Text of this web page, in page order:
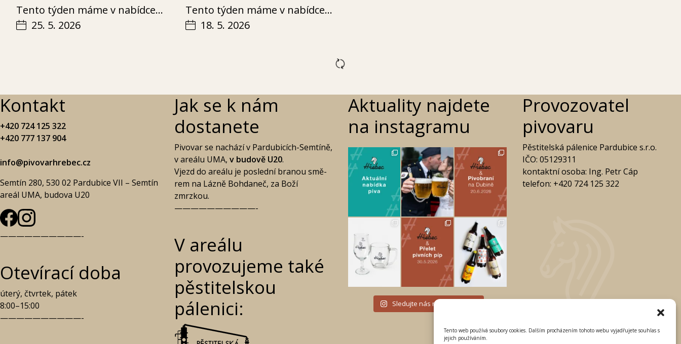
Tento web používá soubory cookies. Dalším procházením tohoto webu vyjadřujete souhlas s
jejich používáním.
Ten­to týden máme v nabídce…
25. 5. 2026
Ten­to týden máme v nabídce…
18. 5. 2026